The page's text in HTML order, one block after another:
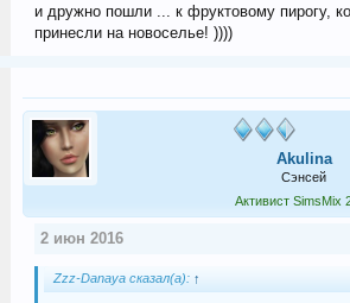
и дружно пошли ... к фруктовому пирогу,
принесли на новоселье! ))))
Akulina
Сэнсей
Активист SimsMix
2 июн 2016
Zzz-Danaya сказал(а): ↑